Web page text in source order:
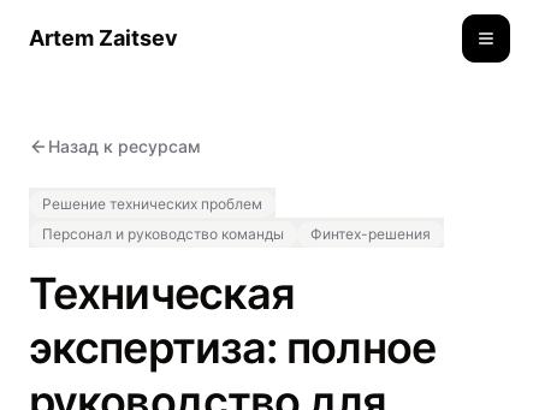
Artem Zaitsev
Назад к ресурсам
Решение технических проблем
Персонал и руководство команды
Финтех-решения
Техническая
экспертиза: полное